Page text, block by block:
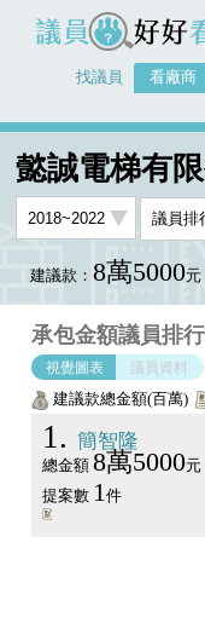
議員好好看
找議員 看廠商
懿誠電梯有
建議款： 8萬5000元
承包金額議員排
視覺圖表 議員資料
建議款總金額(百萬)
1 簡智隆
總金額 8萬5000元
提案數 1件